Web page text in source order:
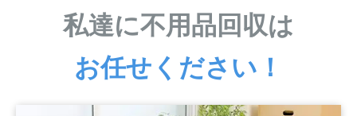
私達に不用品回収は
お任せください！